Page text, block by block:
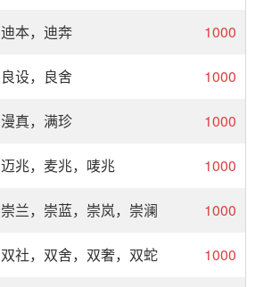
迪本，迪奔 1000
良设，良舍 1000
漫真，满珍 1000
迈兆，麦兆，唛兆 1000
崇兰，崇蓝，崇岚，崇澜 1000
双社，双舍，双奢，双蛇 1000